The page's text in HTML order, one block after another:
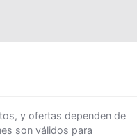
y ofertas dependen de
son válidos para